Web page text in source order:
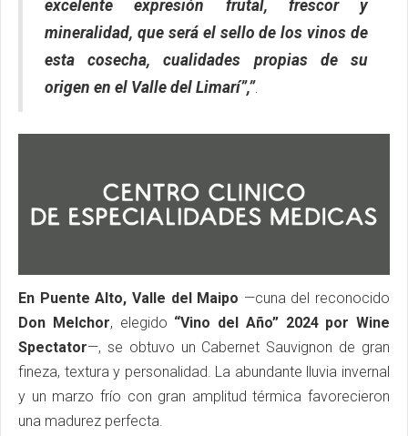
excelente expresión frutal, frescor y
mineralidad, que será el sello de los vinos de
esta cosecha, cualidades propias de su
origen en el Valle del Limarí”,”.
En Puente Alto, Valle del Maipo —cuna del reconocido
Don Melchor, elegido “Vino del Año” 2024 por Wine
Spectator—, se obtuvo un Cabernet Sauvignon de gran
fineza, textura y personalidad. La abundante lluvia invernal
y un marzo frío con gran amplitud térmica favorecieron
una madurez perfecta.